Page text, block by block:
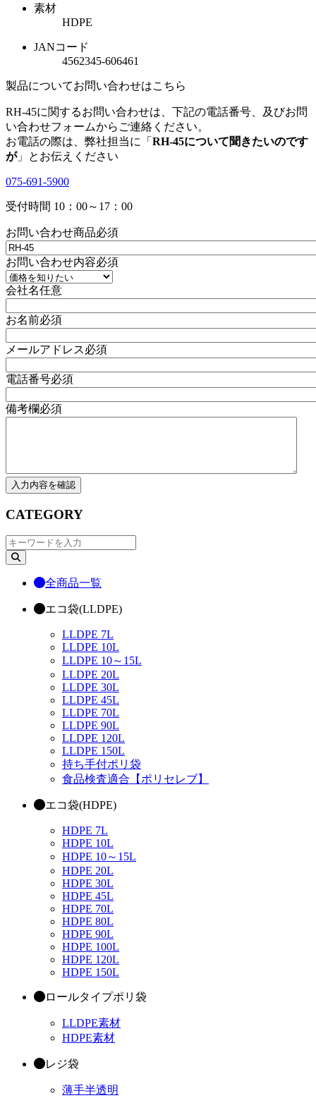
素材
HDPE
JANコード
4562345-606461
製品についてお問い合わせはこちら
RH-45に関するお問い合わせは、下記の電話番号、及びお問
い合わせフォームからご連絡ください。
お電話の際は、弊社担当に「 RH-45について聞きたいのです
が」とお伝えください
075-691-5900
受付時間 10：00～17：00
お問い合わせ商品必須
お問い合わせ内容必須
会社名任意
お名前必須
メールアドレス必須
電話番号必須
備考欄必須
CATEGORY
全商品一覧
エコ袋(LLDPE)
LLDPE 7L
LLDPE 10L
LLDPE 10～15L
LLDPE 20L
LLDPE 30L
LLDPE 45L
LLDPE 70L
LLDPE 90L
LLDPE 120L
LLDPE 150L
持ち手付ポリ袋
食品検査適合【ポリセレブ】
エコ袋(HDPE)
HDPE 7L
HDPE 10L
HDPE 10～15L
HDPE 20L
HDPE 30L
HDPE 45L
HDPE 70L
HDPE 80L
HDPE 90L
HDPE 100L
HDPE 120L
HDPE 150L
ロールタイプポリ袋
LLDPE素材
HDPE素材
レジ袋
薄手半透明